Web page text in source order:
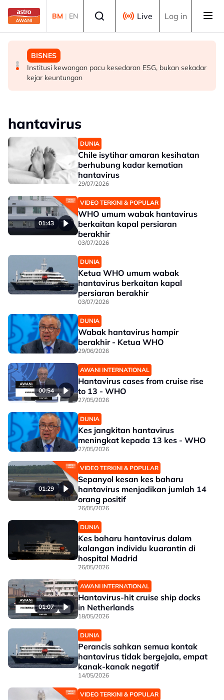
Skip to main content
BM | EN Live Log in
BISNES
Go Auto labur RM1.5 juta perluas fasiliti, sasar
tempahan RM50 juta
DUNIA
Ronaldo, Georgina akhiri penantian hampir sedekad,
bakal disatukan sebagai suami isteri
BISNES
Institusi kewangan pacu kesedaran ESG, bukan sekadar
kejar keuntungan
hantavirus
DUNIA
Chile isytihar amaran kesihatan
berhubung kadar kematian
hantavirus
29/07/2026
01:43
VIDEO TERKINI & POPULAR
WHO umum wabak hantavirus
berkaitan kapal persiaran
berakhir
03/07/2026
DUNIA
Ketua WHO umum wabak
hantavirus berkaitan kapal
persiaran berakhir
03/07/2026
DUNIA
Wabak hantavirus hampir
berakhir - Ketua WHO
29/06/2026
00:54
AWANI INTERNATIONAL
Hantavirus cases from cruise rise
to 13 - WHO
27/05/2026
DUNIA
Kes jangkitan hantavirus
meningkat kepada 13 kes - WHO
27/05/2026
01:29
VIDEO TERKINI & POPULAR
Sepanyol kesan kes baharu
hantavirus menjadikan jumlah 14
orang positif
26/05/2026
DUNIA
Kes baharu hantavirus dalam
kalangan individu kuarantin di
hospital Madrid
26/05/2026
01:07
AWANI INTERNATIONAL
Hantavirus-hit cruise ship docks
in Netherlands
18/05/2026
DUNIA
Perancis sahkan semua kontak
hantavirus tidak bergejala, empat
kanak-kanak negatif
14/05/2026
VIDEO TERKINI & POPULAR